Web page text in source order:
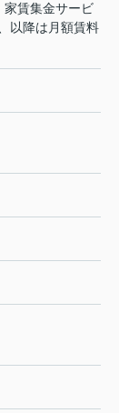
家賃集金サービ
以降は月額賃料